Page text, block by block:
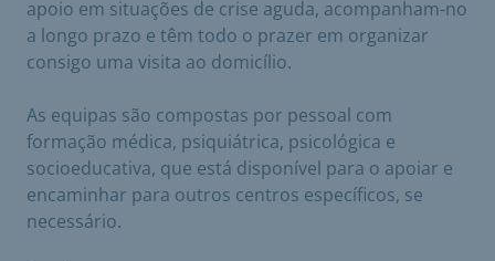
apoio em situações de crise aguda, acompanham-no
a longo prazo e têm todo o prazer em organizar
consigo uma visita ao domicílio.
As equipas são compostas por pessoal com
formação médica, psiquiátrica, psicológica e
socioeducativa, que está disponível para o apoiar e
encaminhar para outros centros específicos, se
necessário.